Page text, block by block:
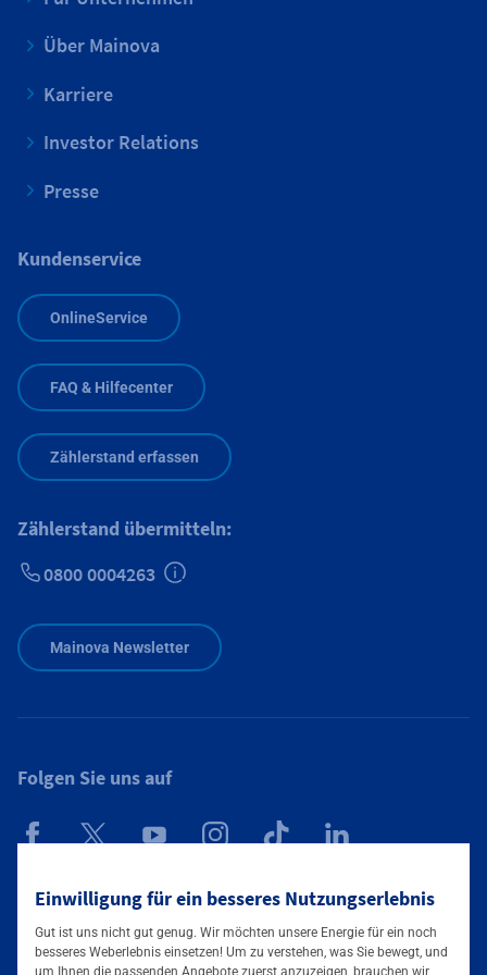
Einwilligung für ein besseres Nutzungserlebnis
Gut ist uns nicht gut genug. Wir möchten unsere Energie für ein noch
besseres Weberlebnis einsetzen! Um zu verstehen, was Sie bewegt, und
um Ihnen die passenden Angebote zuerst anzuzeigen, brauchen wir
Über Mainova
Karriere
Investor Relations
Presse
Kundenservice
OnlineService
FAQ & Hilfecenter
Zählerstand erfassen
Zählerstand übermitteln:
0800 0004263
Mainova Newsletter
Folgen Sie uns auf
Mainova App